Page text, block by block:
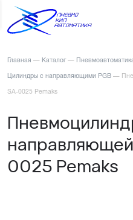
Главная — Каталог —
Цилиндры с направляющими PGB —
SA-0025 Pemaks
0025 Pemaks